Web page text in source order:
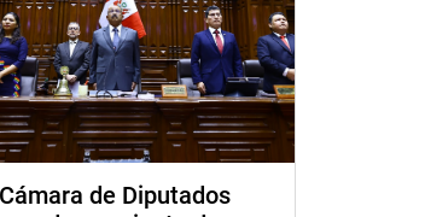
Cámara de Diputados